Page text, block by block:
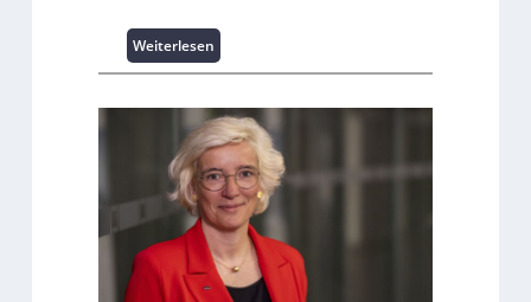
s
p
i
z
e
n
m
a
n
a
g
Weiterlesen
I
t
e
l
l
i
g
n